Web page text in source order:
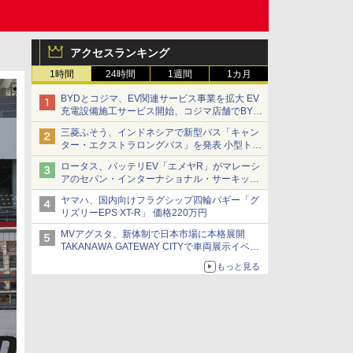
アクセスランキング
1時間 24時間 1週間 1カ月
BYDとコジマ、EV関連サービス事業を拡大 EV
充電設備施工サービス開始、コジマ店舗でBYD
車の展示・試乗イベントを強化
三菱ふそう、インドネシアで新型バス「キャン
ター・エクストラロングバス」を発表 小型トラ
ックベースの観光・旅客輸送向けバス
ロータス、バッテリEV「エメヤR」がマレーシ
アのセパン・インターナショナル・サーキット
のBEV最速タイムを樹立
ヤマハ、国内向けフラグシップ四輪バギー「グ
リズリーEPS XT-R」 価格220万円
MVアグスタ、新体制で日本市場に本格展開
TAKANAWA GATEWAY CITYで車両展示イベン
もっと見る